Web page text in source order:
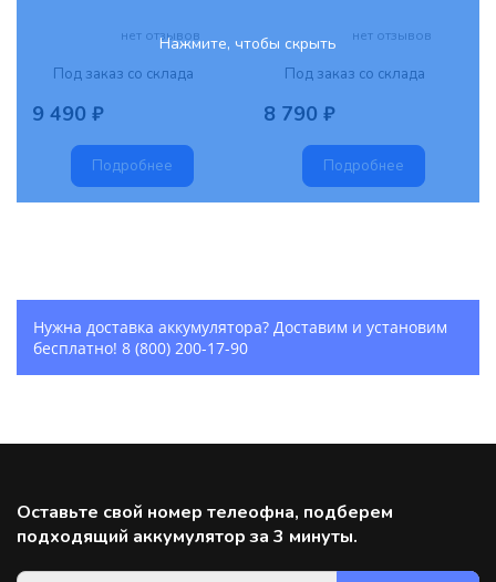
Нажмите, чтобы скрыть
нет отзывов
Под заказ со склада
9 490 ₽
Подробнее
нет отзывов
Под заказ со склада
8 790 ₽
Подробнее
Нужна доставка аккумулятора? Доставим и установим
бесплатно! 8 (800) 200-17-90
Оставьте свой номер телеофна, подберем
подходящий аккумулятор за 3 минуты.